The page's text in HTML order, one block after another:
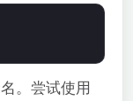
。尝试使用